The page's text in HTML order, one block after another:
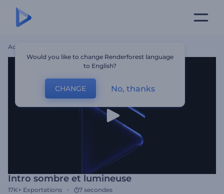
Accueil
Intro sombre et lumineuse
17K+ Exportations 7 secondes
Would you like to change Renderforest language
to English?
CHANGE No, thanks